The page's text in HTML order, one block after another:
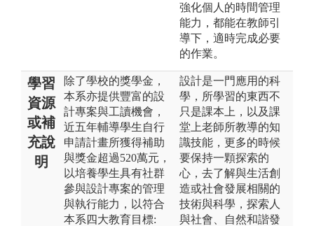
強化個人的時間管理
能力，都能在教師引
導下，適時完成必要
的作業。
學習
資源
或補
充說
明
除了學校的獎學金，
本系亦提供豐富的設
計專案與工讀機會，
近五年輔導學生自行
申請計畫所獲得補助
與獎金超過520萬元，
以培養學生具有社群
參與設計專案的管理
與執行能力，以符合
本系四大教育目標:
設計是一門應用的科
學，所學習的東西不
只是課本上，以及課
堂上老師所教導的知
識技能，更多的時候
要保持一顆探索的
心，去了解與生活創
造或社會發展相關的
技術與科學，探索人
與社會、自然和諧發